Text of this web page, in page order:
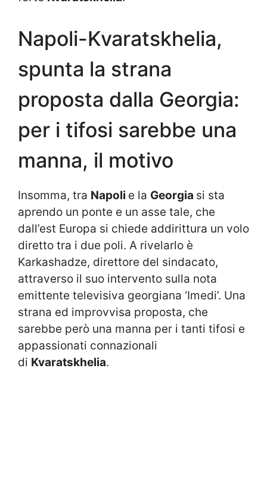
Napoli-Kvaratskhelia,
spunta la strana
proposta dalla Georgia:
per i tifosi sarebbe una
manna, il motivo
Insomma, tra Napoli e la Georgia si sta
aprendo un ponte e un asse tale, che
dall’est Europa si chiede addirittura un volo
diretto tra i due poli. A rivelarlo è
Karkashadze, direttore del sindacato,
attraverso il suo intervento sulla nota
emittente televisiva georgiana ‘Imedi’. Una
strana ed improvvisa proposta, che
sarebbe però una manna per i tanti tifosi e
appassionati connazionali
di Kvaratskhelia.